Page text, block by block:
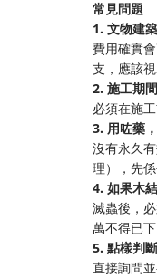
常見問題
1. 文物建
費用確實
支，應該
2. 施工期
必須在施
3. 用咗藥
沒有永久
理），先
4. 如果木
滅蟲後，
萬不得已
5. 點樣判
直接詢問